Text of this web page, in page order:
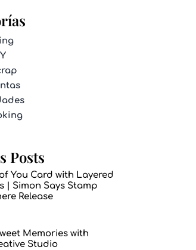
Posts
You Card with Layered
| Simon Says Stamp
Release
Memories with
Studio